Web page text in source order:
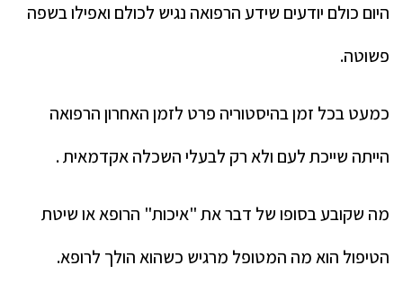
היום כולם יודעים שידע הרפואה נגיש לכולם ואפילו בשפה
פשוטה.
כמעט בכל זמן בהיסטוריה פרט לזמן האחרון הרפואה
הייתה שייכת לעם ולא רק לבעלי השכלה אקדמאית .
מה שקובע בסופו של דבר את "איכות" הרופא או שיטת
הטיפול הוא מה המטופל מרגיש כשהוא הולך לרופא.